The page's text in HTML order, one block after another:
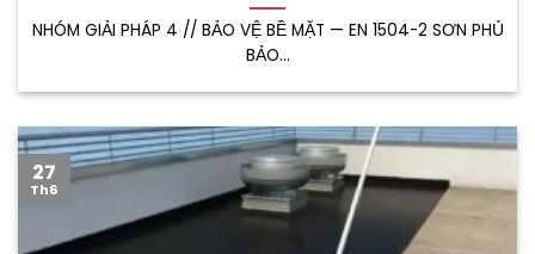
NHÓM GIẢI PHÁP 4 // BẢO VỆ BỀ MẶT — EN 1504-2 SƠN PHỦ
BẢO...
27
Th6